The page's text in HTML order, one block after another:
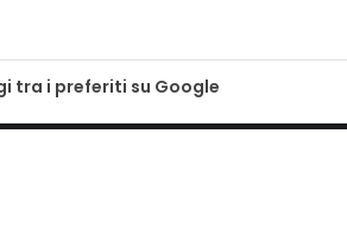
tra i preferiti su Google